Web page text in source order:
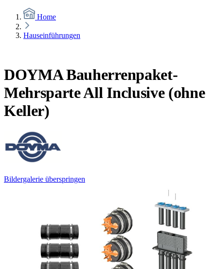
Home
Hauseinführungen
DOYMA Bauherrenpaket-
Mehrsparte All Inclusive (ohne
Keller)
Bildergalerie überspringen